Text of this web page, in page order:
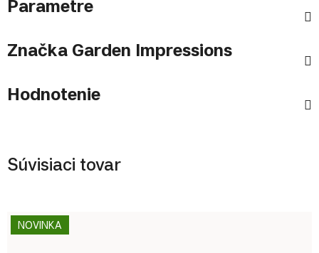
Parametre
Značka Garden Impressions
Hodnotenie
Súvisiaci tovar
NOVINKA